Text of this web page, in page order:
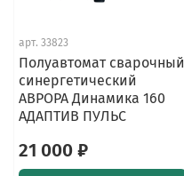
арт. 33823
Полуавтомат сварочный
синергетический
АВРОРА Динамика 160
АДАПТИВ ПУЛЬС
21 000 ₽